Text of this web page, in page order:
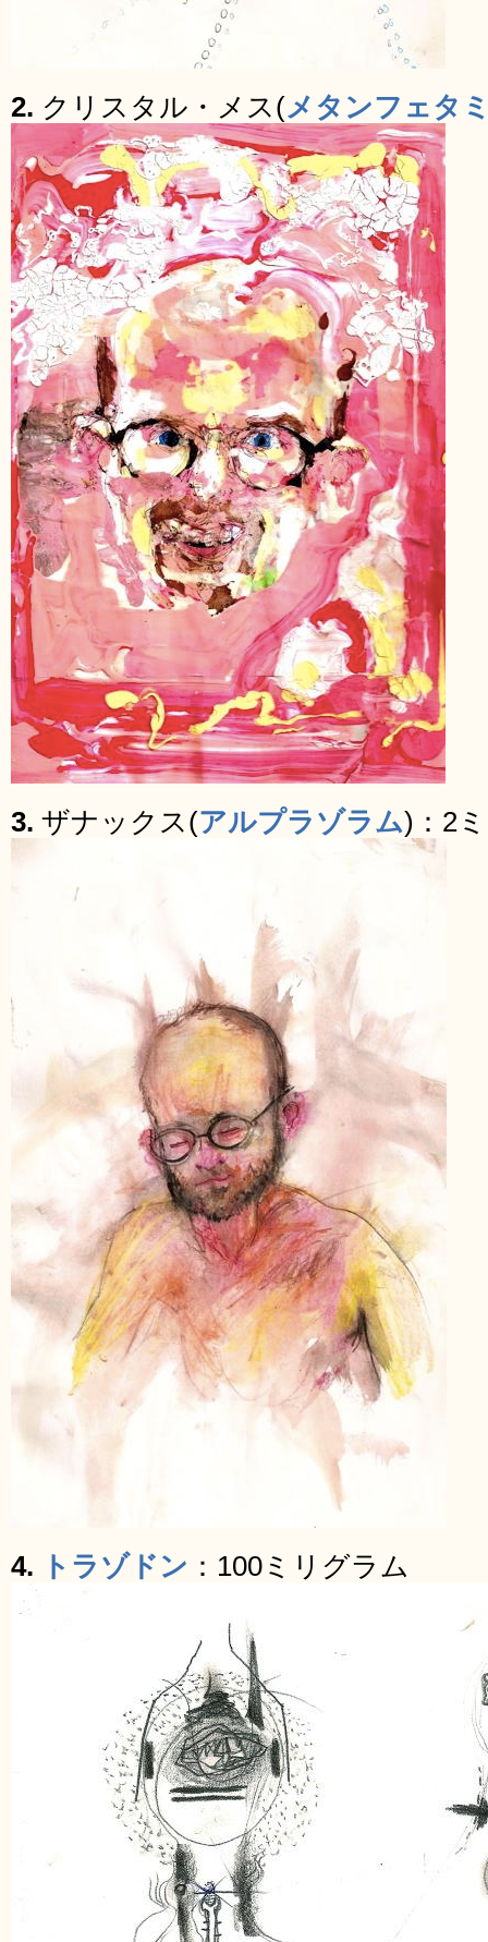
2. クリスタル・メス(メタンフェタ
3. ザナックス(アルプラゾラム)：2
4. トラゾドン ：100ミリグラム